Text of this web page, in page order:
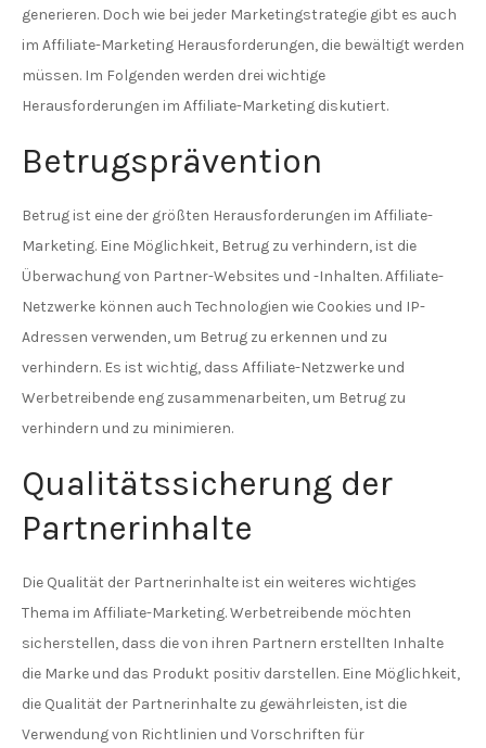
generieren. Doch wie bei jeder Marketingstrategie gibt es auch
im Affiliate-Marketing Herausforderungen, die bewältigt werden
müssen. Im Folgenden werden drei wichtige
Herausforderungen im Affiliate-Marketing diskutiert.
Betrugsprävention
Betrug ist eine der größten Herausforderungen im Affiliate-
Marketing. Eine Möglichkeit, Betrug zu verhindern, ist die
Überwachung von Partner-Websites und -Inhalten. Affiliate-
Netzwerke können auch Technologien wie Cookies und IP-
Adressen verwenden, um Betrug zu erkennen und zu
verhindern. Es ist wichtig, dass Affiliate-Netzwerke und
Werbetreibende eng zusammenarbeiten, um Betrug zu
verhindern und zu minimieren.
Qualitätssicherung der
Partnerinhalte
Die Qualität der Partnerinhalte ist ein weiteres wichtiges
Thema im Affiliate-Marketing. Werbetreibende möchten
sicherstellen, dass die von ihren Partnern erstellten Inhalte
die Marke und das Produkt positiv darstellen. Eine Möglichkeit,
die Qualität der Partnerinhalte zu gewährleisten, ist die
Verwendung von Richtlinien und Vorschriften für